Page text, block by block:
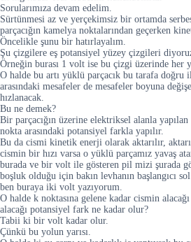
Sorularımıza devam edelim.
Sürtünmesi az ve yerçekimsiz bir ortamda
parçacığın kamelya noktalarından geçerken
Öncelikle şunu bir hatırlayalım.
Şu çizgilere eş potansiyel yüzey çizgileri
Örneğin burası 1 volt ise bu çizgi üzerinde her
O halde bu artı yüklü parçacık bu tarafa doğru
arasındaki mesafeler de mesafeler boyuna
hızlanacak.
Bu ne demek?
Bir parçacığın üzerine elektriksel alanla
nokta arasındaki potansiyel farkla yapılır.
Bu da cismi kinetik enerji olarak aktarılır,
cismin bir hızı varsa o yüklü parçamız yavaş
burada ve bir volt ile gösteren pil mizi şurada
boşluk olduğu için bakın levhanın başlangıcı
ben buraya iki volt yazıyorum.
O halde k noktasına gelene kadar cismin
alacağı potansiyel fark ne kadar olur?
Tabii ki bir volt kadar olur.
Çünkü bu yolun yarısı.